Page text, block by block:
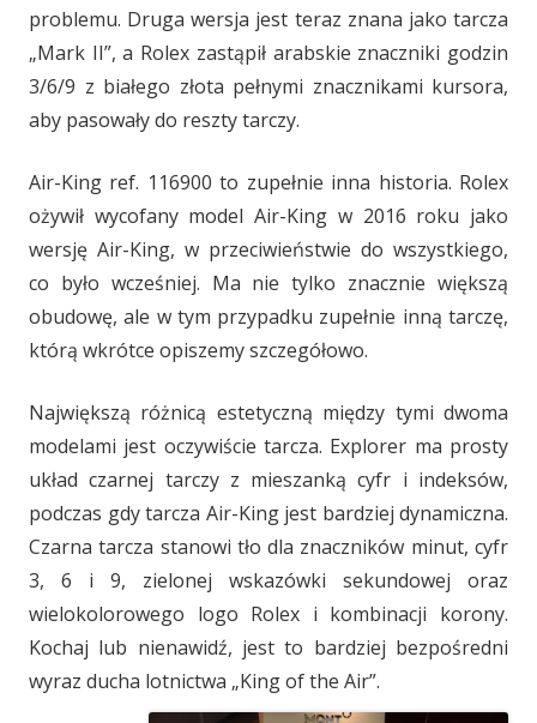
problemu. Druga wersja jest teraz znana jako tarcza
„Mark II”, a Rolex zastąpił arabskie znaczniki godzin
3/6/9 z białego złota pełnymi znacznikami kursora,
aby pasowały do reszty tarczy.
Air-King ref. 116900 to zupełnie inna historia. Rolex
ożywił wycofany model Air-King w 2016 roku jako
wersję Air-King, w przeciwieństwie do wszystkiego,
co było wcześniej. Ma nie tylko znacznie większą
obudowę, ale w tym przypadku zupełnie inną tarczę,
którą wkrótce opiszemy szczegółowo.
Największą różnicą estetyczną między tymi dwoma
modelami jest oczywiście tarcza. Explorer ma prosty
układ czarnej tarczy z mieszanką cyfr i indeksów,
podczas gdy tarcza Air-King jest bardziej dynamiczna.
Czarna tarcza stanowi tło dla znaczników minut, cyfr
3, 6 i 9, zielonej wskazówki sekundowej oraz
wielokolorowego logo Rolex i kombinacji korony.
Kochaj lub nienawidź, jest to bardziej bezpośredni
wyraz ducha lotnictwa „King of the Air”.